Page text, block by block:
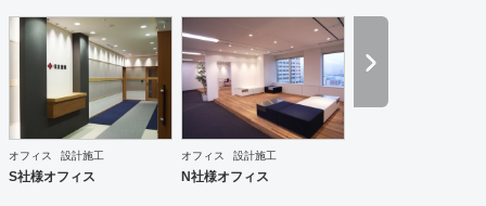
オフィス 設計施工
S社様オフィス
オフィス 設計施工
N社様オフィス